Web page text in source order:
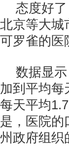
态度好
北京等大城
可罗雀的医
数据显
加到平均每
每天平均
是，医院
州政府组织